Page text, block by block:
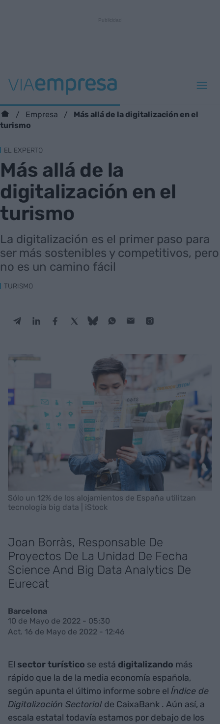
Empresa
Más allá de la digitalización en el
turismo
EL EXPERTO
Más allá de la
digitalización en el
turismo
La digitalización es el primer paso para
ser más sostenibles y competitivos, pero
no es un camino fácil
TURISMO
Sólo un 12% de los alojamientos de España utilitzan
tecnología big data | iStock
Joan Borràs, Responsable De
Proyectos De La Unidad De Fecha
Science And Big Data Analytics De
Eurecat
Barcelona
10 de Mayo de 2022 - 05:30
Act. 16 de Mayo de 2022 - 12:46
El sector turístico se está digitalizando más
rápido que la de la media economía española,
según apunta el último informe sobre el Índice de
Digitalización Sectorial de CaixaBank . Aún así, a
escala estatal todavía estamos por debajo de los